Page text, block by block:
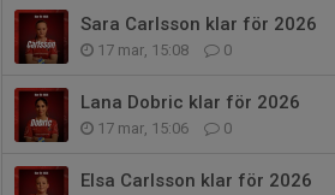
Sara Carlsson klar för 2026
17 mar, 15:08 0
Lana Dobric klar för 2026
17 mar, 15:06 0
Elsa Carlsson klar för 2026